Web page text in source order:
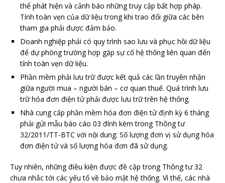
thể phát hiện và cảnh báo những truy cập bất hợp pháp.
Tính toàn vẹn của dữ liệu trong khi trao đổi giữa các bên
tham gia phải được đảm bảo.
Doanh nghiệp phải có quy trình sao lưu và phục hồi dữ liệu
để dự phòng trường hợp gặp sự cố hệ thống liên quan đến
tính toàn vẹn dữ liệu.
Phần mềm phải lưu trữ được kết quả các lần truyền nhận
giữa người mua – người bán – cơ quan thuế. Quá trình lưu
trữ hóa đơn điện tử phải được lưu trữ trên hệ thống.
Nhà cung cấp phần mềm hóa đơn điện tử định kỳ 6 tháng
phải gửi mẫu báo cáo 03 đính kèm trong Thông tư
32/2011/TT-BTC với nội dung: Số lượng đơn vị sử dụng hóa
đơn điện tử và số lượng hóa đơn đã sử dụng.
Tuy nhiên, những điều kiện được đề cập trong Thông tư 32
chưa nhắc tới các yếu tố về bảo mật hệ thống. Vì thế, các nhà